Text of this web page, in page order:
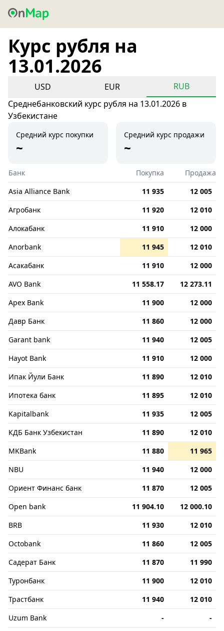
Курс рубля на
13.01.2026
USD EUR
RUB
Среднебанковский курс рубля на 13.01.2026 в
Узбекистане
Средний курс покупки
~
Средний курс продажи
~
Банк Покупка
Продажа
Asia Alliance Bank
11 935
12 005
Агробанк
11 920
12 010
Алокабанк
11 910
12 000
Anorbank
11 945
12 010
Асакабанк
11 910
12 000
AVO Bank
11 558.17
12 273.11
Apex Bank
11 900
12 000
Давр Банк
11 860
12 000
Garant bank
11 940
12 005
Hayot Bank
11 910
12 000
Ипак Йули Банк
11 890
12 010
Ипотека банк
11 895
12 010
Kapitalbank
11 935
12 005
КДБ Банк Узбекистан
11 890
12 010
MKBank
11 880
11 965
NBU
11 940
12 000
Ориент Финанс банк
11 870
12 005
Open bank
11 904.10
12 000.10
BRB
11 930
12 010
Octobank
11 860
12 005
Садерат Банк
11 870
11 990
Туронбанк
11 900
12 010
Трастбанк
11 940
12 010
Uzum Bank
-
-